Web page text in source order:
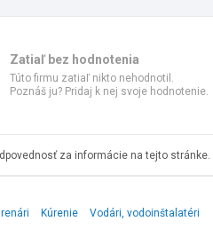
Zatiaľ bez hodnotenia
Túto firmu zatiaľ nikto nehodnotil.
Poznáš ju? Pridaj k nej svoje hodnotenie.
za informácie na tejto stránke.
Kúrenie Vodári, vodoinštalatéri